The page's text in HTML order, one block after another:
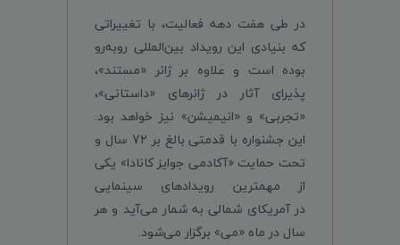
در طی هفت دهه فعالیت، با تغییراتی
که بنیادی این رویداد بین‌المللی رو‌به‌رو
بوده است و علاوه بر ژانر «مستند»،
پذیرای آثار در ژانر‌های «داستانی»،
«تجربی» و «انیمیشن» نیز خواهد بود.
این جشنواره با قدمتی بالغ بر 72 سال و
تحت حمایت «آکادمی جوایز کانادا» یکی
از مهمترین رویدادهای سینمایی
در آمریکای شمالی به شمار می‌آید و هر
سال در ماه «می» برگزار می‌شود.